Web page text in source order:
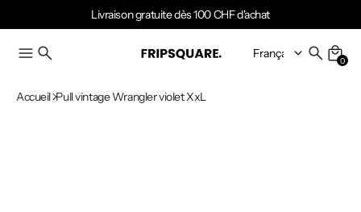
Livraison gratuite dès 100 CHF d'achat
0
Accueil Pull vintage Wrangler violet XxL